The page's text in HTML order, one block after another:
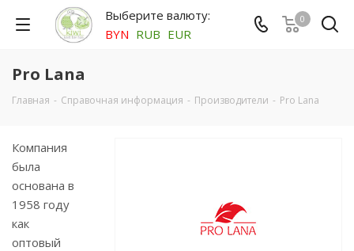
Выберите валюту:
BYN RUB EUR
0
Pro Lana
Главная - Справочная информация - Производители - Pro Lana
Компания
была
основана в
1958 году
как
оптовый